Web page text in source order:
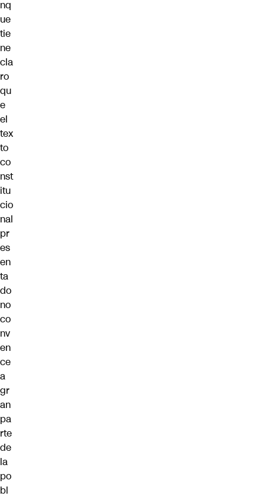
nq
ue
tie
ne
cla
ro
qu
e
el
tex
to
co
nst
itu
cio
nal
pr
es
en
ta
do
no
co
nv
en
ce
a
gr
an
pa
rte
de
la
po
bl